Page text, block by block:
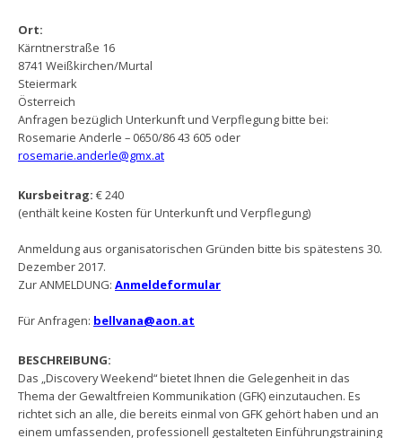
Ort:
Kärntnerstraße 16
8741 Weißkirchen/Murtal
Steiermark
Österreich
Anfragen bezüglich Unterkunft und Verpflegung bitte bei:
Rosemarie Anderle – 0650/86 43 605 oder
rosemarie.anderle@gmx.at
Kursbeitrag: € 240
(enthält keine Kosten für Unterkunft und Verpflegung)
Anmeldung aus organisatorischen Gründen bitte bis spätestens 30.
Dezember 2017.
Zur ANMELDUNG: Anmeldeformular
Für Anfragen: bellvana@aon.at
BESCHREIBUNG:
Das „Discovery Weekend“ bietet Ihnen die Gelegenheit in das
Thema der Gewaltfreien Kommunikation (GFK) einzutauchen. Es
richtet sich an alle, die bereits einmal von GFK gehört haben und an
einem umfassenden, professionell gestalteten Einführungstraining